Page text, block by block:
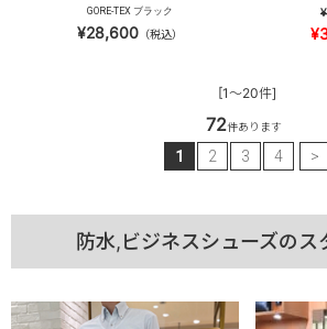
GORE-TEX ブラック
¥28,600 （税込）
[1～20件]
72件あります
1 2 3 4 >
防水,ビジネスシューズのス